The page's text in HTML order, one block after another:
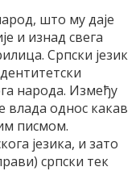
што му даје
и изнад свега
Српски језик
народа. Између
влада однос какав
писмом.
језика, и зато
српски тек